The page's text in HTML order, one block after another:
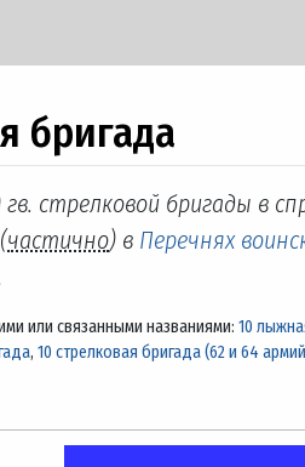
бригада
стрелковой бригады в
частично) в Перечнях
или связанными названиями: 10
, 10 стрелковая бригада (62 и 64